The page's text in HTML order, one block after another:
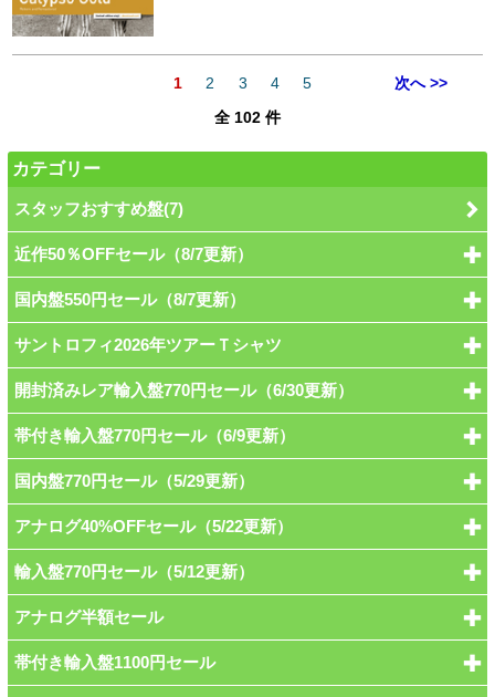
1 2 3 4 5
次へ >>
全 102 件
カテゴリー
スタッフおすすめ盤(7)
近作50％OFFセール（8/7更新）
国内盤550円セール（8/7更新）
サントロフィ2026年ツアーＴシャツ
開封済みレア輸入盤770円セール（6/30更新）
帯付き輸入盤770円セール（6/9更新）
国内盤770円セール（5/29更新）
アナログ40%OFFセール（5/22更新）
輸入盤770円セール（5/12更新）
アナログ半額セール
帯付き輸入盤1100円セール